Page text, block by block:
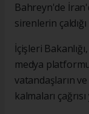
Bahreyn'de
sirenlerin
İçişleri
medya
vatandaşların
kalmaları çağrısı